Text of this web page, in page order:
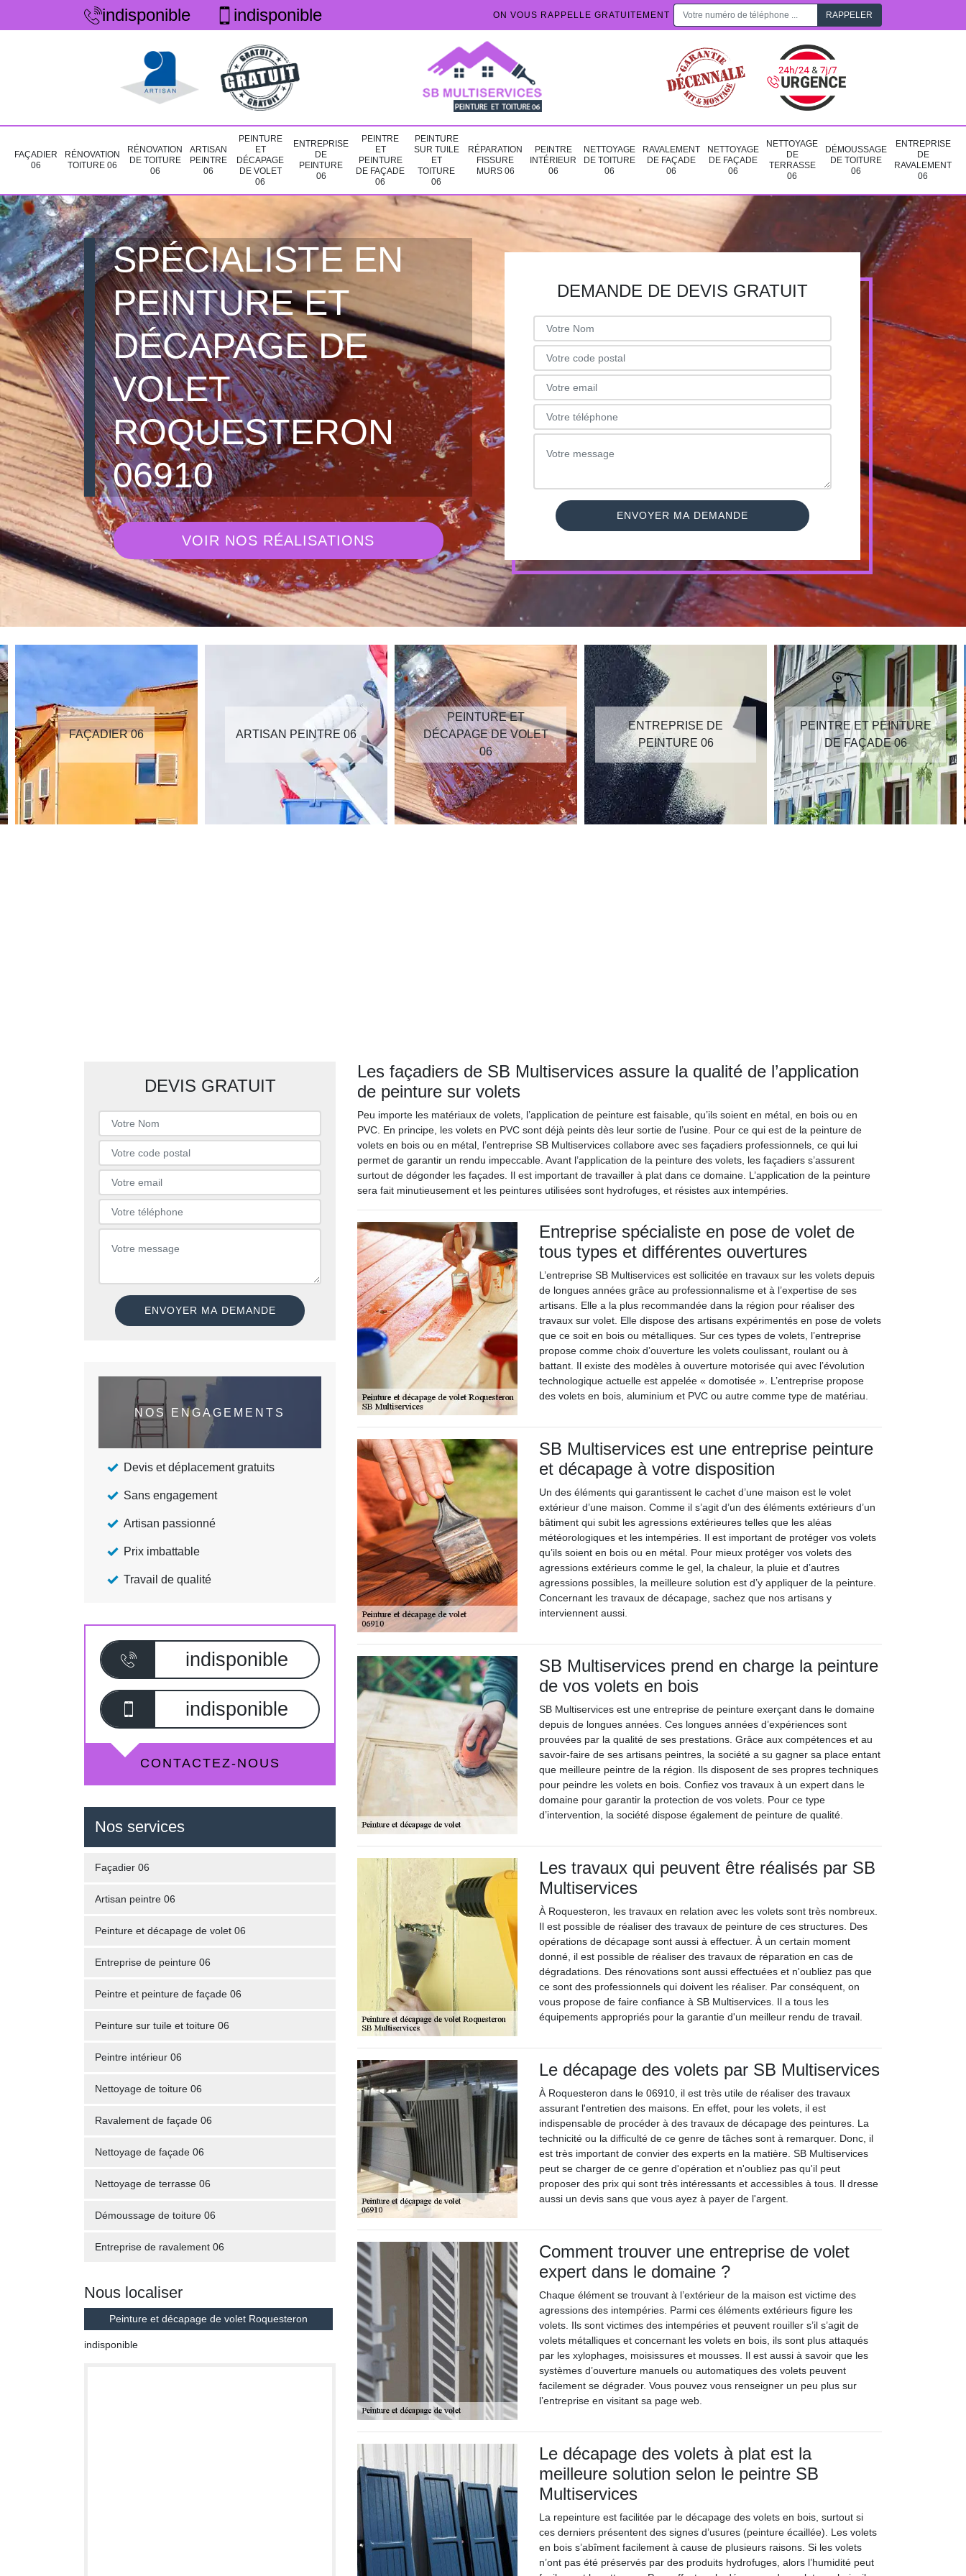
indisponible indisponible ON VOUS RAPPELLE GRATUITEMENT
FAÇADIER
06
RÉNOVATION
TOITURE 06
RÉNOVATION
DE TOITURE
06
ARTISAN
PEINTRE
06
PEINTURE
ET
DÉCAPAGE
DE VOLET
06
ENTREPRISE
DE
PEINTURE
06
PEINTRE
ET
PEINTURE
DE FAÇADE
06
PEINTURE
SUR TUILE
ET
TOITURE
06
RÉPARATION
FISSURE
MURS 06
PEINTRE
INTÉRIEUR
06
NETTOYAGE
DE TOITURE
06
RAVALEMENT
DE FAÇADE
06
NETTOYAGE
DE FAÇADE
06
NETTOYAGE
DE
TERRASSE
06
DÉMOUSSAGE
DE TOITURE
06
ENTREPRISE
DE
RAVALEMENT
06
SPÉCIALISTE EN
PEINTURE ET
DÉCAPAGE DE
VOLET
ROQUESTERON
06910
VOIR NOS RÉALISATIONS
DEMANDE DE DEVIS GRATUIT
FAÇADIER 06 ARTISAN PEINTRE 06
PEINTURE ET
DÉCAPAGE DE VOLET
06
ENTREPRISE DE
PEINTURE 06
PEINTRE ET PEINTURE
DE FAÇADE 06
DEVIS GRATUIT
NOS ENGAGEMENTS
Devis et déplacement gratuits
Sans engagement
Artisan passionné
Prix imbattable
Travail de qualité
indisponible
indisponible
CONTACTEZ-NOUS
Nos services
Façadier 06
Artisan peintre 06
Peinture et décapage de volet 06
Entreprise de peinture 06
Peintre et peinture de façade 06
Peinture sur tuile et toiture 06
Peintre intérieur 06
Nettoyage de toiture 06
Ravalement de façade 06
Nettoyage de façade 06
Nettoyage de terrasse 06
Démoussage de toiture 06
Entreprise de ravalement 06
Nous localiser
Peinture et décapage de volet Roquesteron
indisponible
Les façadiers de SB Multiservices assure la qualité de l’application
de peinture sur volets
Peu importe les matériaux de volets, l’application de peinture est faisable, qu’ils soient en métal, en bois ou en
PVC. En principe, les volets en PVC sont déjà peints dès leur sortie de l’usine. Pour ce qui est de la peinture de
volets en bois ou en métal, l’entreprise SB Multiservices collabore avec ses façadiers professionnels, ce qui lui
permet de garantir un rendu impeccable. Avant l’application de la peinture des volets, les façadiers s’assurent
surtout de dégonder les façades. Il est important de travailler à plat dans ce domaine. L’application de la peinture
sera fait minutieusement et les peintures utilisées sont hydrofuges, et résistes aux intempéries.
Entreprise spécialiste en pose de volet de
tous types et différentes ouvertures
L’entreprise SB Multiservices est sollicitée en travaux sur les volets depuis
de longues années grâce au professionnalisme et à l’expertise de ses
artisans. Elle a la plus recommandée dans la région pour réaliser des
travaux sur volet. Elle dispose des artisans expérimentés en pose de volets
que ce soit en bois ou métalliques. Sur ces types de volets, l’entreprise
propose comme choix d’ouverture les volets coulissant, roulant ou à
battant. Il existe des modèles à ouverture motorisée qui avec l’évolution
technologique actuelle est appelée « domotisée ». L’entreprise propose
des volets en bois, aluminium et PVC ou autre comme type de matériau.
SB Multiservices est une entreprise peinture
et décapage à votre disposition
Un des éléments qui garantissent le cachet d’une maison est le volet
extérieur d’une maison. Comme il s’agit d’un des éléments extérieurs d’un
bâtiment qui subit les agressions extérieures telles que les aléas
météorologiques et les intempéries. Il est important de protéger vos volets
qu’ils soient en bois ou en métal. Pour mieux protéger vos volets des
agressions extérieurs comme le gel, la chaleur, la pluie et d’autres
agressions possibles, la meilleure solution est d’y appliquer de la peinture.
Concernant les travaux de décapage, sachez que nos artisans y
interviennent aussi.
SB Multiservices prend en charge la peinture
de vos volets en bois
SB Multiservices est une entreprise de peinture exerçant dans le domaine
depuis de longues années. Ces longues années d’expériences sont
prouvées par la qualité de ses prestations. Grâce aux compétences et au
savoir-faire de ses artisans peintres, la société a su gagner sa place entant
que meilleure peintre de la région. Ils disposent de ses propres techniques
pour peindre les volets en bois. Confiez vos travaux à un expert dans le
domaine pour garantir la protection de vos volets. Pour ce type
d’intervention, la société dispose également de peinture de qualité.
Les travaux qui peuvent être réalisés par SB
Multiservices
À Roquesteron, les travaux en relation avec les volets sont très nombreux.
Il est possible de réaliser des travaux de peinture de ces structures. Des
opérations de décapage sont aussi à effectuer. À un certain moment
donné, il est possible de réaliser des travaux de réparation en cas de
dégradations. Des rénovations sont aussi effectuées et n'oubliez pas que
ce sont des professionnels qui doivent les réaliser. Par conséquent, on
vous propose de faire confiance à SB Multiservices. Il a tous les
équipements appropriés pour la garantie d'un meilleur rendu de travail.
Le décapage des volets par SB Multiservices
À Roquesteron dans le 06910, il est très utile de réaliser des travaux
assurant l'entretien des maisons. En effet, pour les volets, il est
indispensable de procéder à des travaux de décapage des peintures. La
technicité ou la difficulté de ce genre de tâches sont à remarquer. Donc, il
est très important de convier des experts en la matière. SB Multiservices
peut se charger de ce genre d'opération et n'oubliez pas qu'il peut
proposer des prix qui sont très intéressants et accessibles à tous. Il dresse
aussi un devis sans que vous ayez à payer de l'argent.
Comment trouver une entreprise de volet
expert dans le domaine ?
Chaque élément se trouvant à l’extérieur de la maison est victime des
agressions des intempéries. Parmi ces éléments extérieurs figure les
volets. Ils sont victimes des intempéries et peuvent rouiller s’il s’agit de
volets métalliques et concernant les volets en bois, ils sont plus attaqués
par les xylophages, moisissures et mousses. Il est aussi à savoir que les
systèmes d’ouverture manuels ou automatiques des volets peuvent
facilement se dégrader. Vous pouvez vous renseigner un peu plus sur
l’entreprise en visitant sa page web.
Le décapage des volets à plat est la
meilleure solution selon le peintre SB
Multiservices
La repeinture est facilitée par le décapage des volets en bois, surtout si
ces derniers présentent des signes d’usures (peinture écaillée). Les volets
en bois s’abîment facilement à cause de plusieurs raisons. Si les volets
n’ont pas été préservés par des produits hydrofuges, alors l’humidité peut